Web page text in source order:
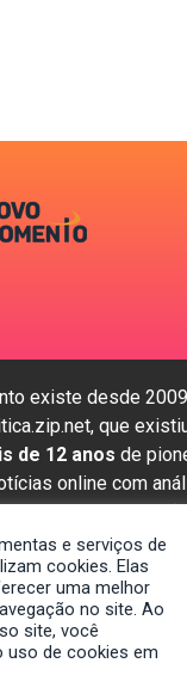
existe desde
que
de 12 anos de
online com
da
e serviços de
cookies. Elas
uma melhor
no site. Ao
site, você
de cookies em